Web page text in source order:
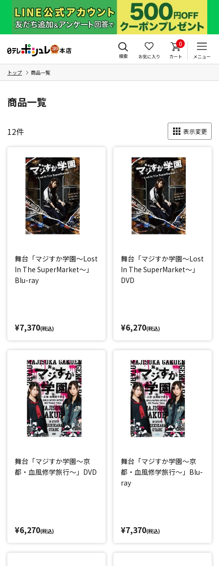
検索 お気に入り
0
カート メニュー
トップ 商品一覧
商品一覧
12件 表示変更
舞台「マジすか学園～Lost
In The SuperMarket～」
Blu-ray
¥7,370(税込)
舞台「マジすか学園～Lost
In The SuperMarket～」
DVD
¥6,270(税込)
舞台「マジすか学園～京
都・血風修学旅行～」DVD
¥6,270(税込)
舞台「マジすか学園～京
都・血風修学旅行～」Blu-
ray
¥7,370(税込)